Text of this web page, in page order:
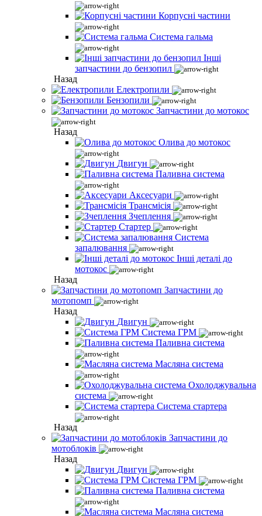
Корпусні частини
Система гальма
Інші
запчастини до бензопил
Назад
Електропили
Бензопили
Запчастини до мотокос
Назад
Олива до мотокос
Двигун
Паливна система
Аксесуари
Трансмісія
Зчеплення
Стартер
Система
запалювання
Інші деталі до
мотокос
Назад
Запчастини до
мотопомп
Назад
Двигун
Система ГРМ
Паливна система
Масляна система
Охолоджувальна
система
Система стартера
Назад
Запчастини до
мотоблоків
Назад
Двигун
Система ГРМ
Паливна система
Масляна система